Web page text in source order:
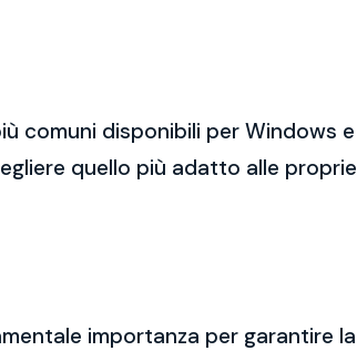
comuni disponibili per Windows
quello più adatto alle
importanza per garantire